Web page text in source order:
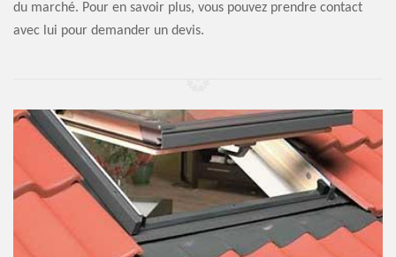
du marché. Pour en savoir plus, vous pouvez prendre contact
avec lui pour demander un devis.